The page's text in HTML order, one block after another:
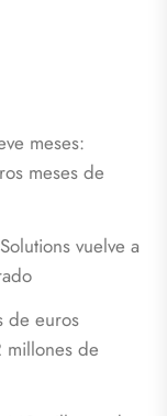
meses:
meses de
vuelve a
de euros
de